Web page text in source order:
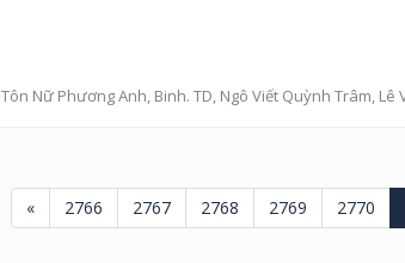
Tôn Nữ Phương Anh, Binh. TD, Ngô Viết Quỳnh Trâm, Lê
« 2766 2767 2768 2769 2770